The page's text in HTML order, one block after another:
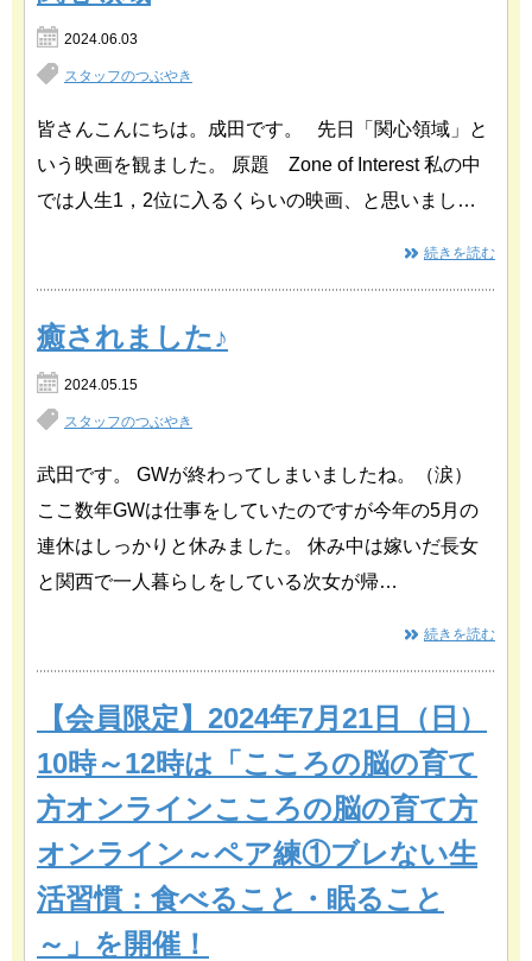
2024.06.03
スタッフのつぶやき
皆さんこんにちは。成田です。 先日「関心領域」と
いう映画を観ました。 原題 Zone of Interest 私の中
では人生1，2位に入るくらいの映画、と思いまし…
続きを読む
癒されました♪
2024.05.15
スタッフのつぶやき
武田です。 GWが終わってしまいましたね。（涙）
ここ数年GWは仕事をしていたのですが今年の5月の
連休はしっかりと休みました。 休み中は嫁いだ長女
と関西で一人暮らしをしている次女が帰…
続きを読む
【会員限定】2024年7月21日（日）
10時～12時は「こころの脳の育て
方オンラインこころの脳の育て方
オンライン～ペア練①ブレない生
活習慣：食べること・眠ること
～」を開催！